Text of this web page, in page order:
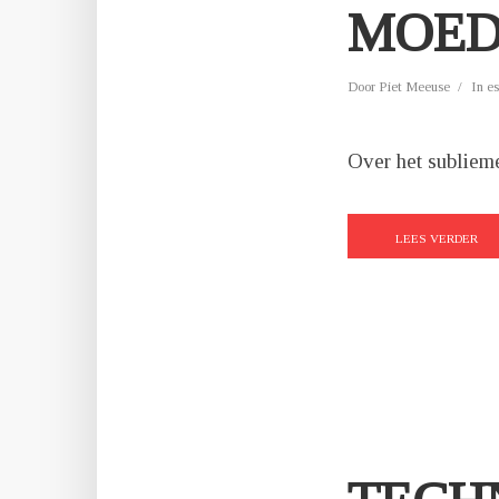
Door Piet Meeuse In
Over het
LEES VERDER